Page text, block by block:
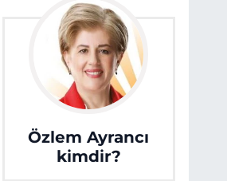
Özlem Ayrancı
kimdir?